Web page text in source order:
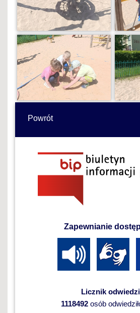
Powrót
Zapewnianie
Licznik
1118492osób